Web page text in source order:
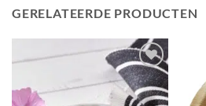
GERELATEERDE PRODUCTEN
Toevoegen
aan
wenslijst